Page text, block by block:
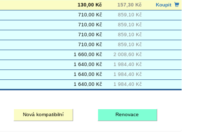
130,00 Kč 157,30 Kč
Koupit
710,00 Kč
859,10 Kč
710,00 Kč
859,10 Kč
710,00 Kč
859,10 Kč
710,00 Kč
859,10 Kč
1 660,00 Kč
2 008,60 Kč
1 640,00 Kč
1 984,40 Kč
1 640,00 Kč
1 984,40 Kč
1 640,00 Kč 1 984,40 Kč
Nová kompatibilní Renovace